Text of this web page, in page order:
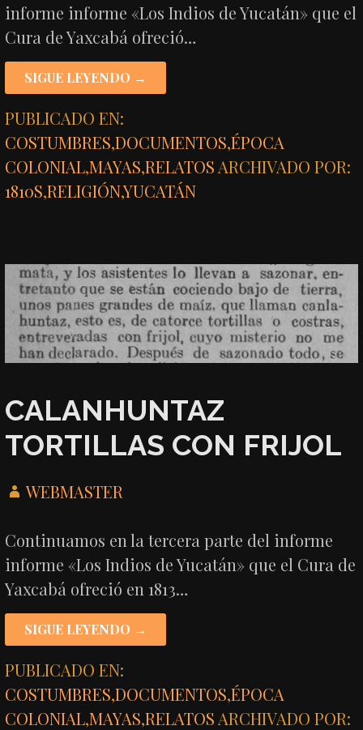
informe informe «Los Indios de Yucatán» que el
Cura de Yaxcabá ofreció…
SIGUE LEYENDO →
PUBLICADO EN:
COSTUMBRES,DOCUMENTOS,ÉPOCA
COLONIAL,MAYAS,RELATOS ARCHIVADO POR:
1810S,RELIGIÓN,YUCATÁN
CALANHUNTAZ
TORTILLAS CON FRIJOL
WEBMASTER
Continuamos en la tercera parte del informe
informe «Los Indios de Yucatán» que el Cura de
Yaxcabá ofreció en 1813…
SIGUE LEYENDO →
PUBLICADO EN:
COSTUMBRES,DOCUMENTOS,ÉPOCA
COLONIAL,MAYAS,RELATOS ARCHIVADO POR: